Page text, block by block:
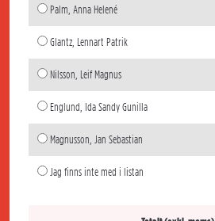
Palm, Anna Helené
Glantz, Lennart Patrik
Nilsson, Leif Magnus
Englund, Ida Sandy Gunilla
Magnusson, Jan Sebastian
Jag finns inte med i listan